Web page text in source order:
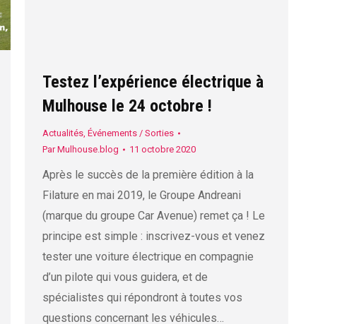
Testez l’expérience électrique à
Mulhouse le 24 octobre !
Actualités, Événements / Sorties
ParMulhouse.blog 11 octobre 2020
Après le succès de la première édition à la
Filature en mai 2019, le Groupe Andreani
(marque du groupe Car Avenue) remet ça ! Le
principe est simple : inscrivez-vous et venez
tester une voiture électrique en compagnie
d’un pilote qui vous guidera, et de
spécialistes qui répondront à toutes vos
questions concernant les véhicules…